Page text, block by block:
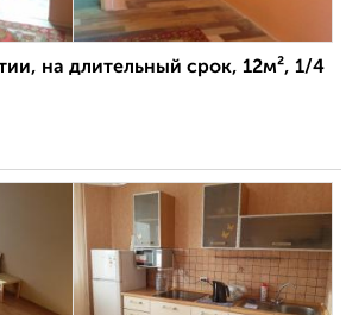
на длительный срок, 12м², 1/4